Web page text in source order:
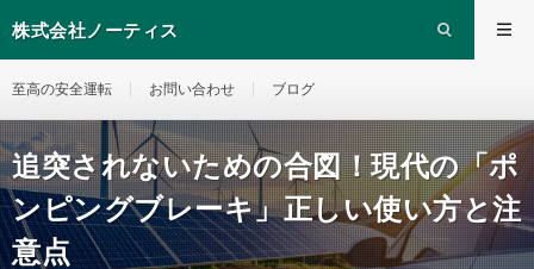
株式会社ノーティス
至高の安全運転 お問い合わせ ブログ
追突されないための合図！現代の「ポ
ンピングブレーキ」正しい使い方と注
意点